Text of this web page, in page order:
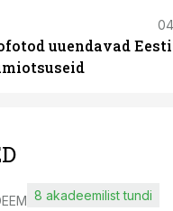
uuendavad
8 akadeemilist tundi